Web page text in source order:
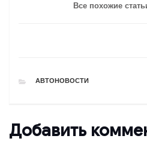
Все похожие
РУБРИКИ
АВТОНОВОСТИ
Добавить